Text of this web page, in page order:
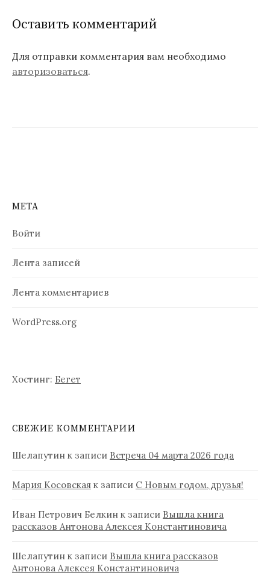
г
ц
и
п
и
я
м
Оставить комментарий
Для отправки комментария вам необходимо
авторизоваться.
МЕТА
Войти
Лента записей
Лента комментариев
WordPress.org
Хостинг: Бегет
СВЕЖИЕ КОММЕНТАРИИ
Шелапутин к записи Встреча 04 марта 2026 года
Мария Косовская к записи С Новым годом, друзья!
Иван Петрович Белкин к записи Вышла книга
рассказов Антонова Алексея Константиновича
Шелапутин к записи Вышла книга рассказов
Антонова Алексея Константиновича